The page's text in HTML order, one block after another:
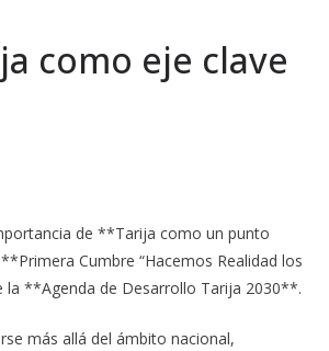
como eje clave
de **Tarija como un punto
Cumbre “Hacemos Realidad los
la **Agenda de Desarrollo Tarija 2030**.
más allá del ámbito nacional,